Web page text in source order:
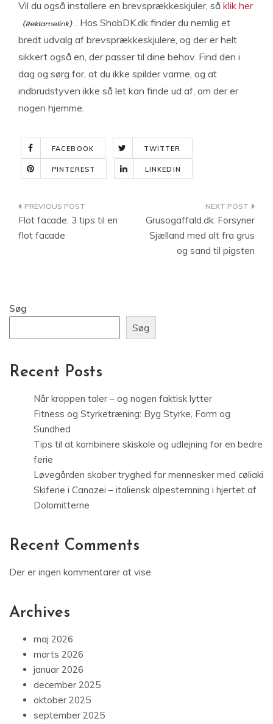
Vil du også installere en brevsprækkeskjuler, så klik her
. Hos ShobDK.dk finder du nemlig et
bredt udvalg af brevsprækkeskjulere, og der er helt
sikkert også en, der passer til dine behov. Find den i
dag og sørg for, at du ikke spilder varme, og at
indbrudstyven ikke så let kan finde ud af, om der er
nogen hjemme.
FACEBOOK TWITTER
PINTEREST LINKEDIN
Indlægsnavigation
Flot facade: 3 tips til en
flot facade
Grusogaffald.dk: Forsyner
Sjælland med alt fra grus
og sand til pigsten
Søg
Søg
Recent Posts
Når kroppen taler – og nogen faktisk lytter
Fitness og Styrketræning: Byg Styrke, Form og
Sundhed
Tips til at kombinere skiskole og udlejning for en bedre
ferie
Løvegården skaber tryghed for mennesker med cøliaki
Skiferie i Canazei – italiensk alpestemning i hjertet af
Dolomitterne
Recent Comments
Der er ingen kommentarer at vise.
Archives
maj 2026
marts 2026
januar 2026
december 2025
oktober 2025
september 2025